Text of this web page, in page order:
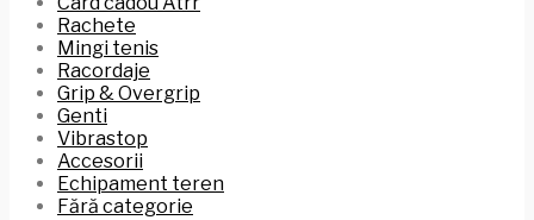
Rachete
Mingi tenis
Racordaje
Grip & Overgrip
Genti
Vibrastop
Accesorii
Echipament teren
Fără categorie